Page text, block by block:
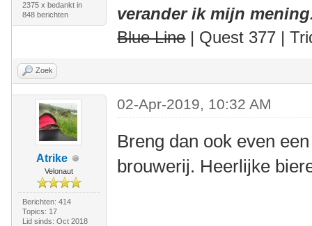
2375 x bedankt in
848 berichten
verander ik mijn
Blue Line| Quest 377 |
Zoek
Atrike
Velonaut
Berichten: 414
Topics: 17
Lid sinds: Oct 2018
02-Apr-2019, 10:32 AM
Breng dan ook even
brouwerij. Heerlijke